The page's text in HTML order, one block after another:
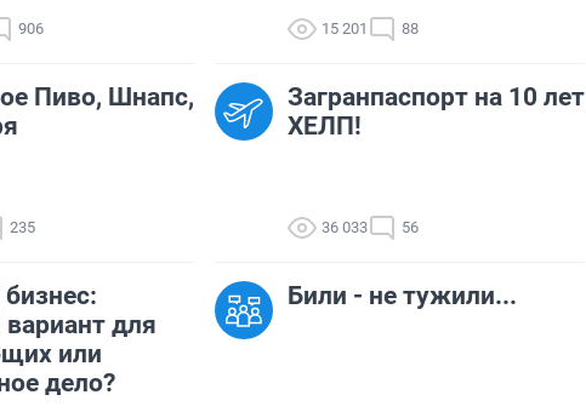
906 15 201 88
Пиво, Шнапс,
235
Загранпаспорт на 10 лет
ХЕЛП!
36 033 56
для
или
дело?
Били - не тужили...